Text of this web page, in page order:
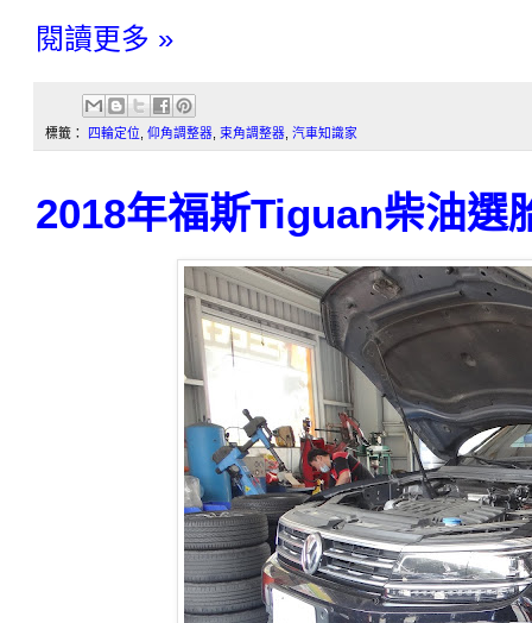
閱讀更多 »
標籤： 四輪定位 仰角調整器 束角調整器 汽車知識家
2018年福斯Tiguan柴油選